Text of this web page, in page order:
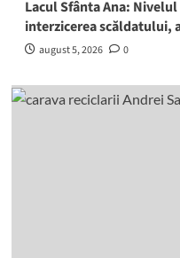
Lacul Sfânta Ana:
interzicerea scăldatului,
august 5, 2026 0